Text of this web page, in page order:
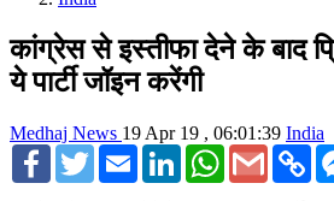
कांग्रेस से इस्तीफा देने के बाद
ये पार्टी जॉइन करेंगी
Medhaj News 19 Apr 19 , 06:01:39 India
Facebook
TwitterEmail LinkedInWhatsApp
Gmail